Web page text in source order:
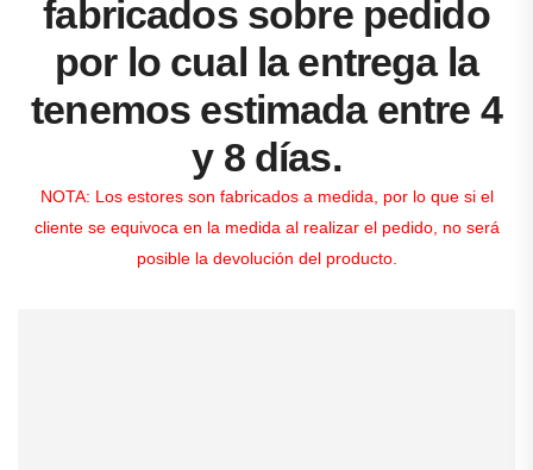
fabricados sobre pedido
por lo cual la entrega la
tenemos estimada entre 4
y 8 días.
NOTA: Los estores son fabricados a medida, por lo que si el
cliente se equivoca en la medida al realizar el pedido, no será
posible la devolución del producto.